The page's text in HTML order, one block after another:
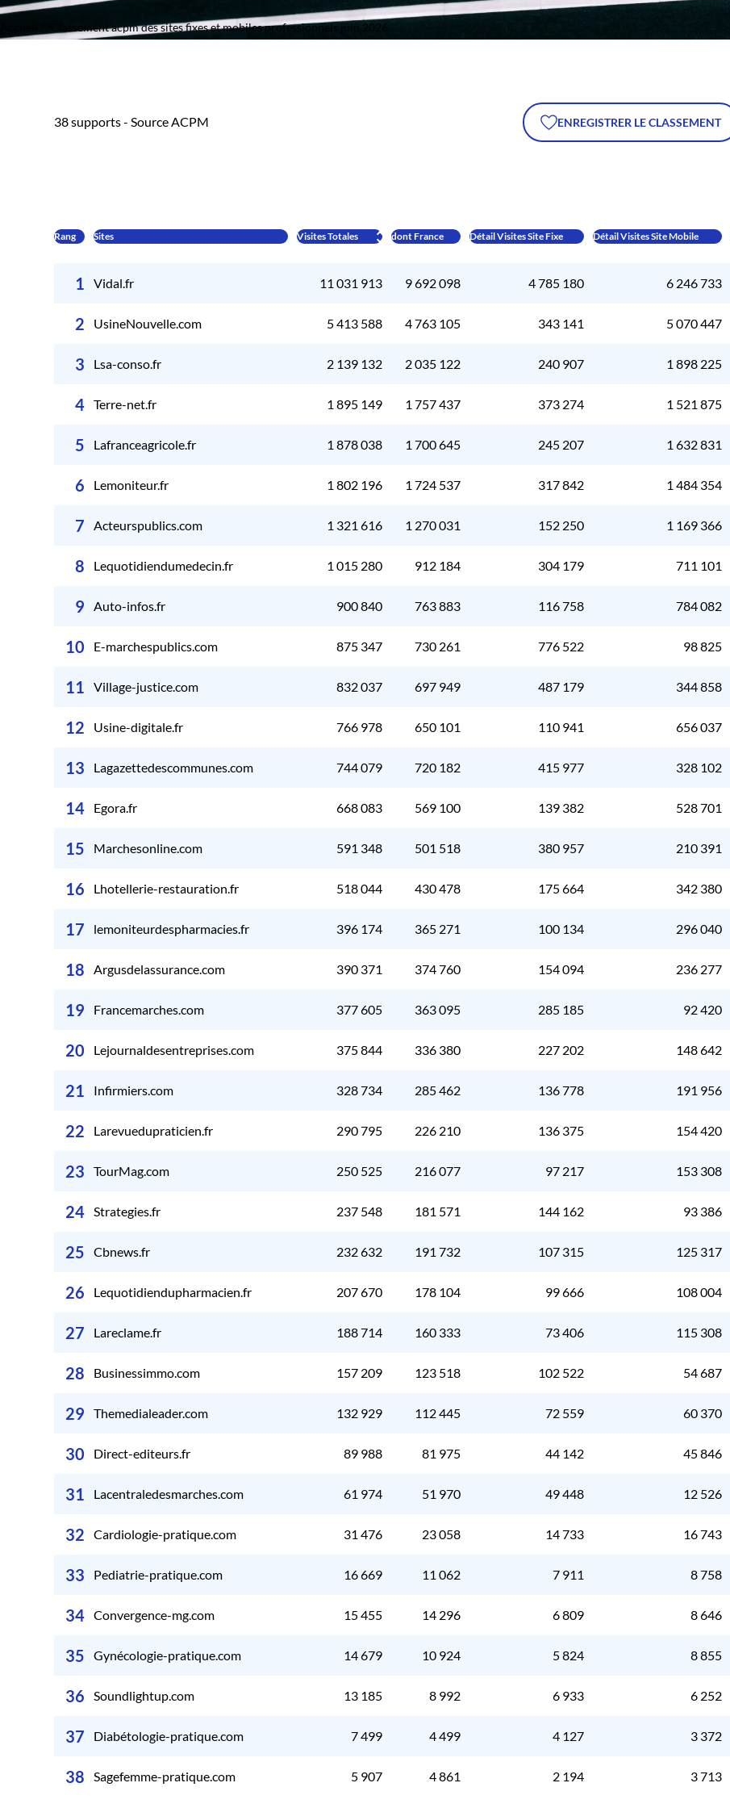
Classement acpm des sites fixes et mobiles professionnels juin 2026
38 supports - Source ACPM ENREGISTRER LE CLASSEMENT
Rang Sites Visites Totales dont France Détail Visites Site Fixe Détail Visites Site Mobile
1 Vidal.fr 11 031 913 9 692 098 4 785 180 6 246 733
2 UsineNouvelle.com 5 413 588 4 763 105 343 141 5 070 447
3 Lsa-conso.fr 2 139 132 2 035 122 240 907 1 898 225
4 Terre-net.fr 1 895 149 1 757 437 373 274 1 521 875
5 Lafranceagricole.fr 1 878 038 1 700 645 245 207 1 632 831
6 Lemoniteur.fr 1 802 196 1 724 537 317 842 1 484 354
7 Acteurspublics.com 1 321 616 1 270 031 152 250 1 169 366
8 Lequotidiendumedecin.fr 1 015 280 912 184 304 179 711 101
9 Auto-infos.fr 900 840 763 883 116 758 784 082
10 E-marchespublics.com 875 347 730 261 776 522 98 825
11 Village-justice.com 832 037 697 949 487 179 344 858
12 Usine-digitale.fr 766 978 650 101 110 941 656 037
13 Lagazettedescommunes.com 744 079 720 182 415 977 328 102
14 Egora.fr 668 083 569 100 139 382 528 701
15 Marchesonline.com 591 348 501 518 380 957 210 391
16 Lhotellerie-restauration.fr 518 044 430 478 175 664 342 380
17 lemoniteurdespharmacies.fr 396 174 365 271 100 134 296 040
18 Argusdelassurance.com 390 371 374 760 154 094 236 277
19 Francemarches.com 377 605 363 095 285 185 92 420
20 Lejournaldesentreprises.com 375 844 336 380 227 202 148 642
21 Infirmiers.com 328 734 285 462 136 778 191 956
22 Larevuedupraticien.fr 290 795 226 210 136 375 154 420
23 TourMag.com 250 525 216 077 97 217 153 308
24 Strategies.fr 237 548 181 571 144 162 93 386
25 Cbnews.fr 232 632 191 732 107 315 125 317
26 Lequotidiendupharmacien.fr 207 670 178 104 99 666 108 004
27 Lareclame.fr 188 714 160 333 73 406 115 308
28 Businessimmo.com 157 209 123 518 102 522 54 687
29 Themedialeader.com 132 929 112 445 72 559 60 370
30 Direct-editeurs.fr 89 988 81 975 44 142 45 846
31 Lacentraledesmarches.com 61 974 51 970 49 448 12 526
32 Cardiologie-pratique.com 31 476 23 058 14 733 16 743
33 Pediatrie-pratique.com 16 669 11 062 7 911 8 758
34 Convergence-mg.com 15 455 14 296 6 809 8 646
35 Gynécologie-pratique.com 14 679 10 924 5 824 8 855
36 Soundlightup.com 13 185 8 992 6 933 6 252
37 Diabétologie-pratique.com 7 499 4 499 4 127 3 372
38 Sagefemme-pratique.com 5 907 4 861 2 194 3 713